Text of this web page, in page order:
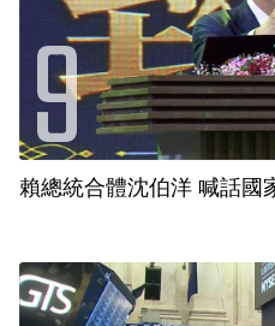
賴總統合體沈伯洋 喊話國